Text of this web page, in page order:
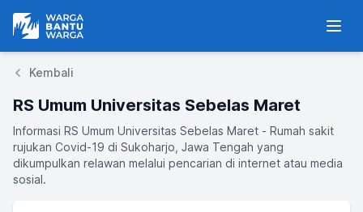
Warga Bantu Warga
Kembali
RS Umum Universitas Sebelas Maret
Informasi RS Umum Universitas Sebelas Maret - Rumah sakit
rujukan Covid-19 di Sukoharjo, Jawa Tengah yang
dikumpulkan relawan melalui pencarian di internet atau media
sosial.